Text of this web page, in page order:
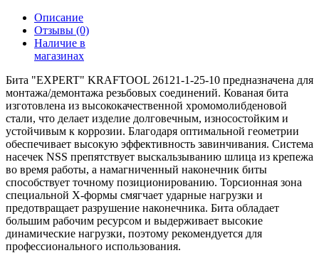
Описание
Отзывы (0)
Наличие в
магазинах
Бита "ЕХPERT" KRAFTOOL 26121-1-25-10 предназначена для
монтажа/демонтажа резьбовых соединений. Кованая бита
изготовлена из высококачественной хромомолибденовой
стали, что делает изделие долговечным, износостойким и
устойчивым к коррозии. Благодаря оптимальной геометрии
обеспечивает высокую эффективность завинчивания. Система
насечек NSS препятствует выскальзыванию шлица из крепежа
во время работы, а намагниченный наконечник биты
способствует точному позиционированию. Торсионная зона
специальной Х-формы смягчает ударные нагрузки и
предотвращает разрушение наконечника. Бита обладает
большим рабочим ресурсом и выдерживает высокие
динамические нагрузки, поэтому рекомендуется для
профессионального использования.